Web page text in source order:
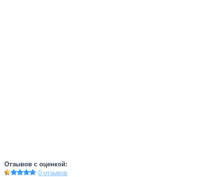
Отзывов с оценкой:
0 отзывов